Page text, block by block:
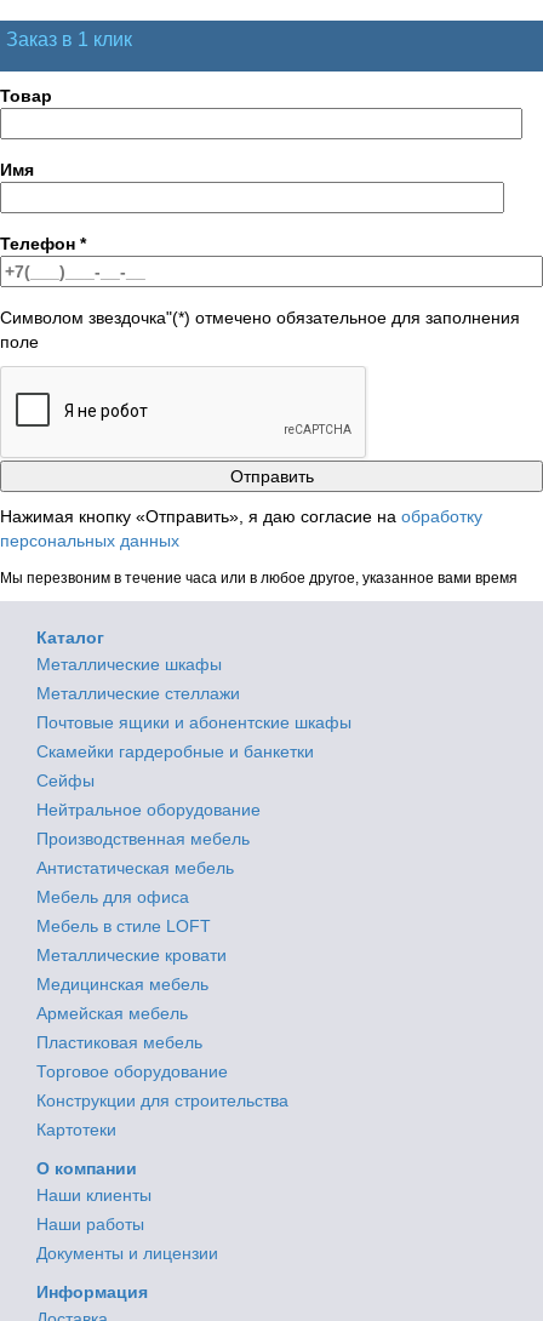
Заказ в 1 клик
Товар
Имя
Телефон *
Символом звездочка"(*) отмечено обязательное для заполнения
поле
Нажимая кнопку «Отправить», я даю согласие на обработку
персональных данных
Мы перезвоним в течение часа или в любое другое, указанное вами время
Каталог
Металлические шкафы
Металлические стеллажи
Почтовые ящики и абонентские шкафы
Скамейки гардеробные и банкетки
Сейфы
Нейтральное оборудование
Производственная мебель
Антистатическая мебель
Мебель для офиса
Мебель в стиле LOFT
Металлические кровати
Медицинская мебель
Армейская мебель
Пластиковая мебель
Торговое оборудование
Конструкции для строительства
Картотеки
О компании
Наши клиенты
Наши работы
Документы и лицензии
Информация